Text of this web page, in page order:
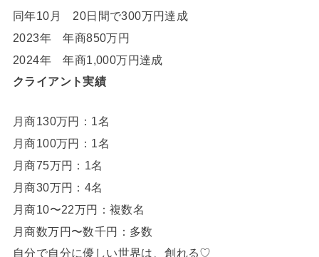
同年10月 20日間で300万円達成
2023年 年商850万円
2024年 年商1,000万円達成
クライアント実績
月商130万円：1名
月商100万円：1名
月商75万円：1名
月商30万円：4名
月商10〜22万円：複数名
月商数万円〜数千円：多数
自分で自分に優しい世界は、創れる♡